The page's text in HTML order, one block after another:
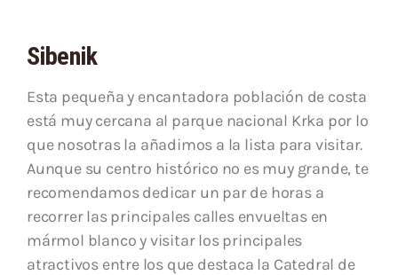
Sibenik
Esta pequeña y encantadora población de costa
está muy cercana al parque nacional Krka por lo
que nosotras la añadimos a la lista para visitar.
Aunque su centro histórico no es muy grande, te
recomendamos dedicar un par de horas a
recorrer las principales calles envueltas en
mármol blanco y visitar los principales
atractivos entre los que destaca la Catedral de